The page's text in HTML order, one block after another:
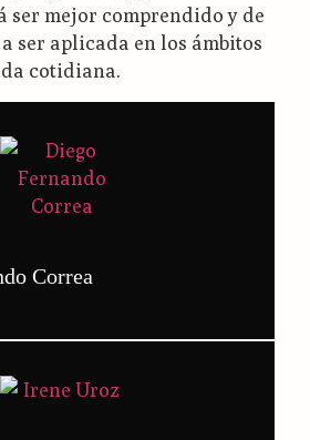
ser mejor comprendido y de
ser aplicada en los ámbitos
cotidiana.
Correa